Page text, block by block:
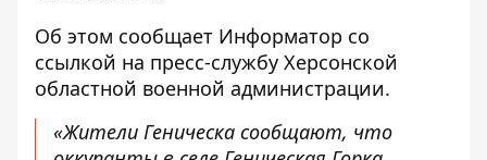
Об этом сообщает Информатор со
ссылкой на пресс-службу Херсонской
областной военной администрации.
«Жители Геническа сообщают, что